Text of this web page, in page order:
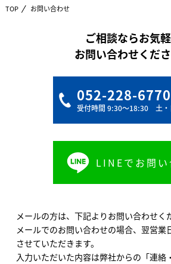
TOP お問い合わせ
ご相談ならお気
お問い合わせくださ
052-228-6770
受付時間 9:30〜18:30 土・
LINEでお問い
メールの方は、下記よりお問い合わせく
メールでのお問い合わせの場合、翌営業
させていただきます。
入力いただいた内容は弊社からの「連絡